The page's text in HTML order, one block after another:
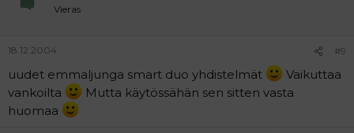
Vieras
18.12.2004 #9
uudet emmaljunga smart duo yhdistelmät
Vaikuttaa
vankoilta
Mutta käytössähän sen sitten vasta
huomaa